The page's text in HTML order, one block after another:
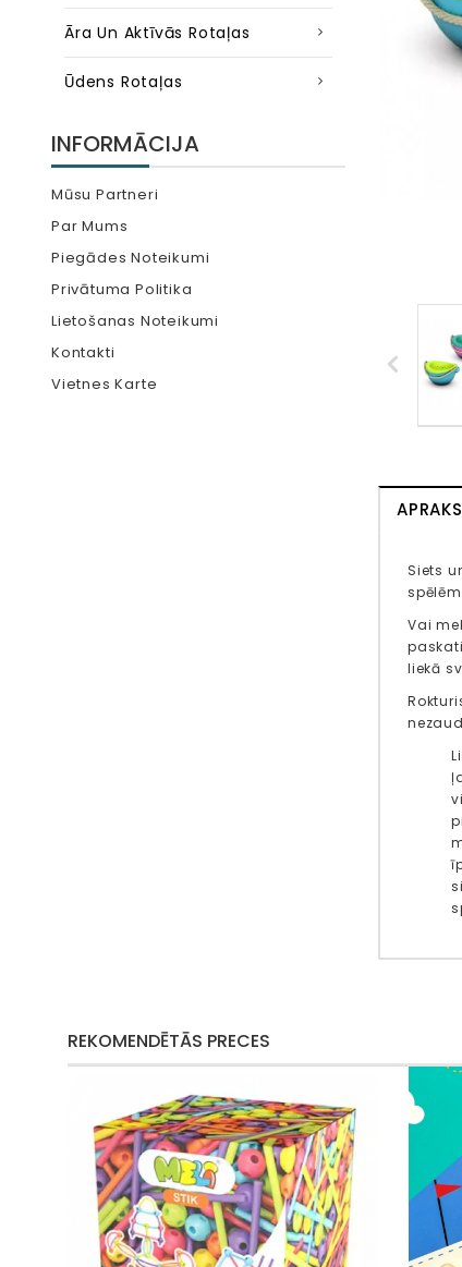
Āra Un Aktīvās Rotaļas
Ūdens Rotaļas
INFORMĀCIJA
Mūsu Partneri
Par Mums
Piegādes Noteikumi
Privātuma Politika
Lietošanas Noteikumi
Kontakti
Vietnes Karte
Siets
Vai
liekā
REKOMENDĒTĀS PRECES